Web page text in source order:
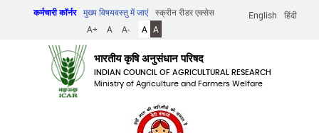
English हिंदी
कर्मचारी कॉर्नर मुख्य विषयवस्तु में जाएं
स्क्रीन रीडर एक्सेस
A+
A A- A A
भारतीय कृषि अनुसंधान परिषद
INDIAN COUNCIL OF AGRICULTURAL RESEARCH
Ministry of Agriculture and Farmers Welfare